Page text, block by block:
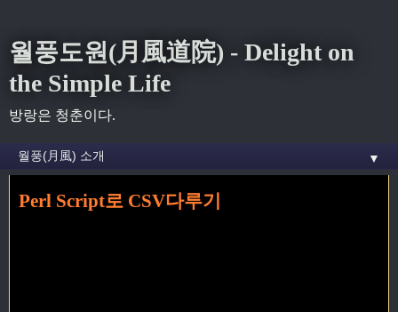
월풍도원(月風道院) - Delight on
the Simple Life
방랑은 청춘이다.
▼
홈»tip» Perl Script로 CSV다루기
Perl Script로 CSV다루기